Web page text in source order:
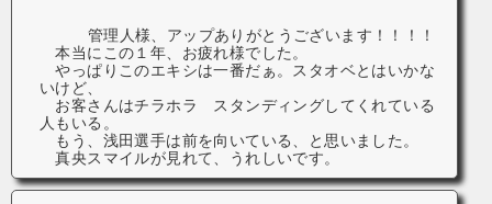
管理人様、アップありがとうございます！！！！
本当にこの１年、お疲れ様でした。
やっぱりこのエキシは一番だぁ。スタオベとはいかな
いけど、
お客さんはチラホラ スタンディングしてくれている
人もいる。
もう、浅田選手は前を向いている、と思いました。
真央スマイルが見れて、うれしいです。